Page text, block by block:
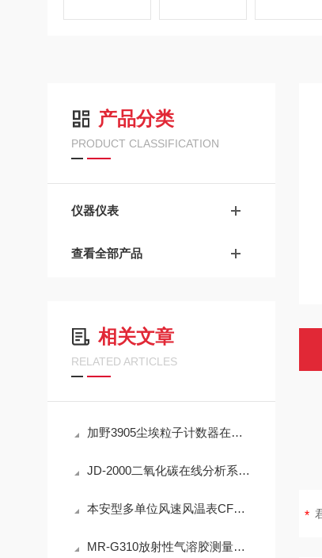
产品分类
PRODUCT CLASSIFICATION
仪器仪表
查看全部产品
相关文章
RELATED ARTICLES
加野3905尘埃粒子计数器在洁净室监测中的实用技术解析
JD-2000二氧化碳在线分析系统技术详解
本安型多单位风速风温表CFD25(A)简介
MR-G310放射性气溶胶测量仪：IP65防护与-40℃~+50℃宽温工作能力